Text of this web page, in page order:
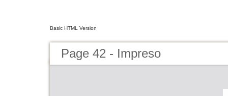
Basic HTML Version
Page 42 - Impreso